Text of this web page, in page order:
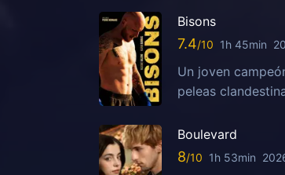
Bisons
7.4 1h 45min
Un joven
peleas
Boulevard
8 1h 53min